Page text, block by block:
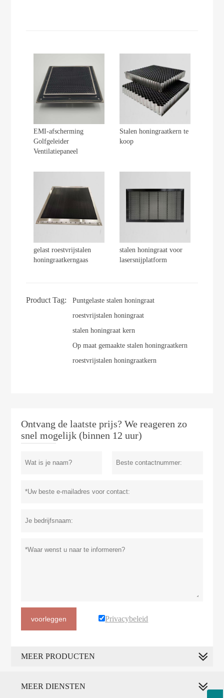
EMI-afscherming
Golfgeleider
Ventilatiepaneel
Stalen honingraatkern te
koop
gelast roestvrijstalen
honingraatkerngaas
stalen honingraat voor
lasersnijplatform
Product Tag:
Puntgelaste stalen honingraat
roestvrijstalen honingraat
stalen honingraat kern
Op maat gemaakte stalen honingraatkern
roestvrijstalen honingraatkern
Ontvang de laatste prijs? We reageren zo
snel mogelijk (binnen 12 uur)
voorleggen Privacybeleid
MEER PRODUCTEN
MEER DIENSTEN